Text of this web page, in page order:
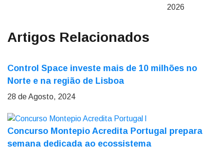
2026
Artigos Relacionados
Control Space investe mais de 10 milhões no
Norte e na região de Lisboa
28 de Agosto, 2024
Concurso Montepio Acredita Portugal prepara
semana dedicada ao ecossistema